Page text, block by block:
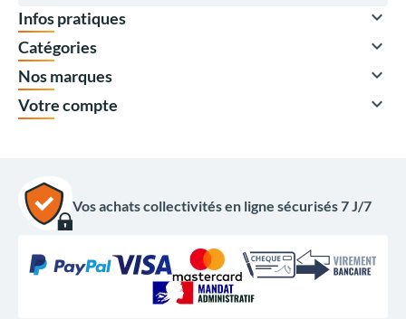
À partir de
256,00 €HT
Quantité
Prix unitaire HT
Infos pratiques 
Catégories 
Nos marques 
Votre compte 
Vos achats collectivités en ligne sécurisés 7 J/7